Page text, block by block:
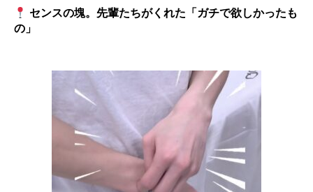
センスの塊。先輩たちがくれた「ガチで欲しかったも
の」